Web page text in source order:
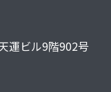
運ビル9階902号